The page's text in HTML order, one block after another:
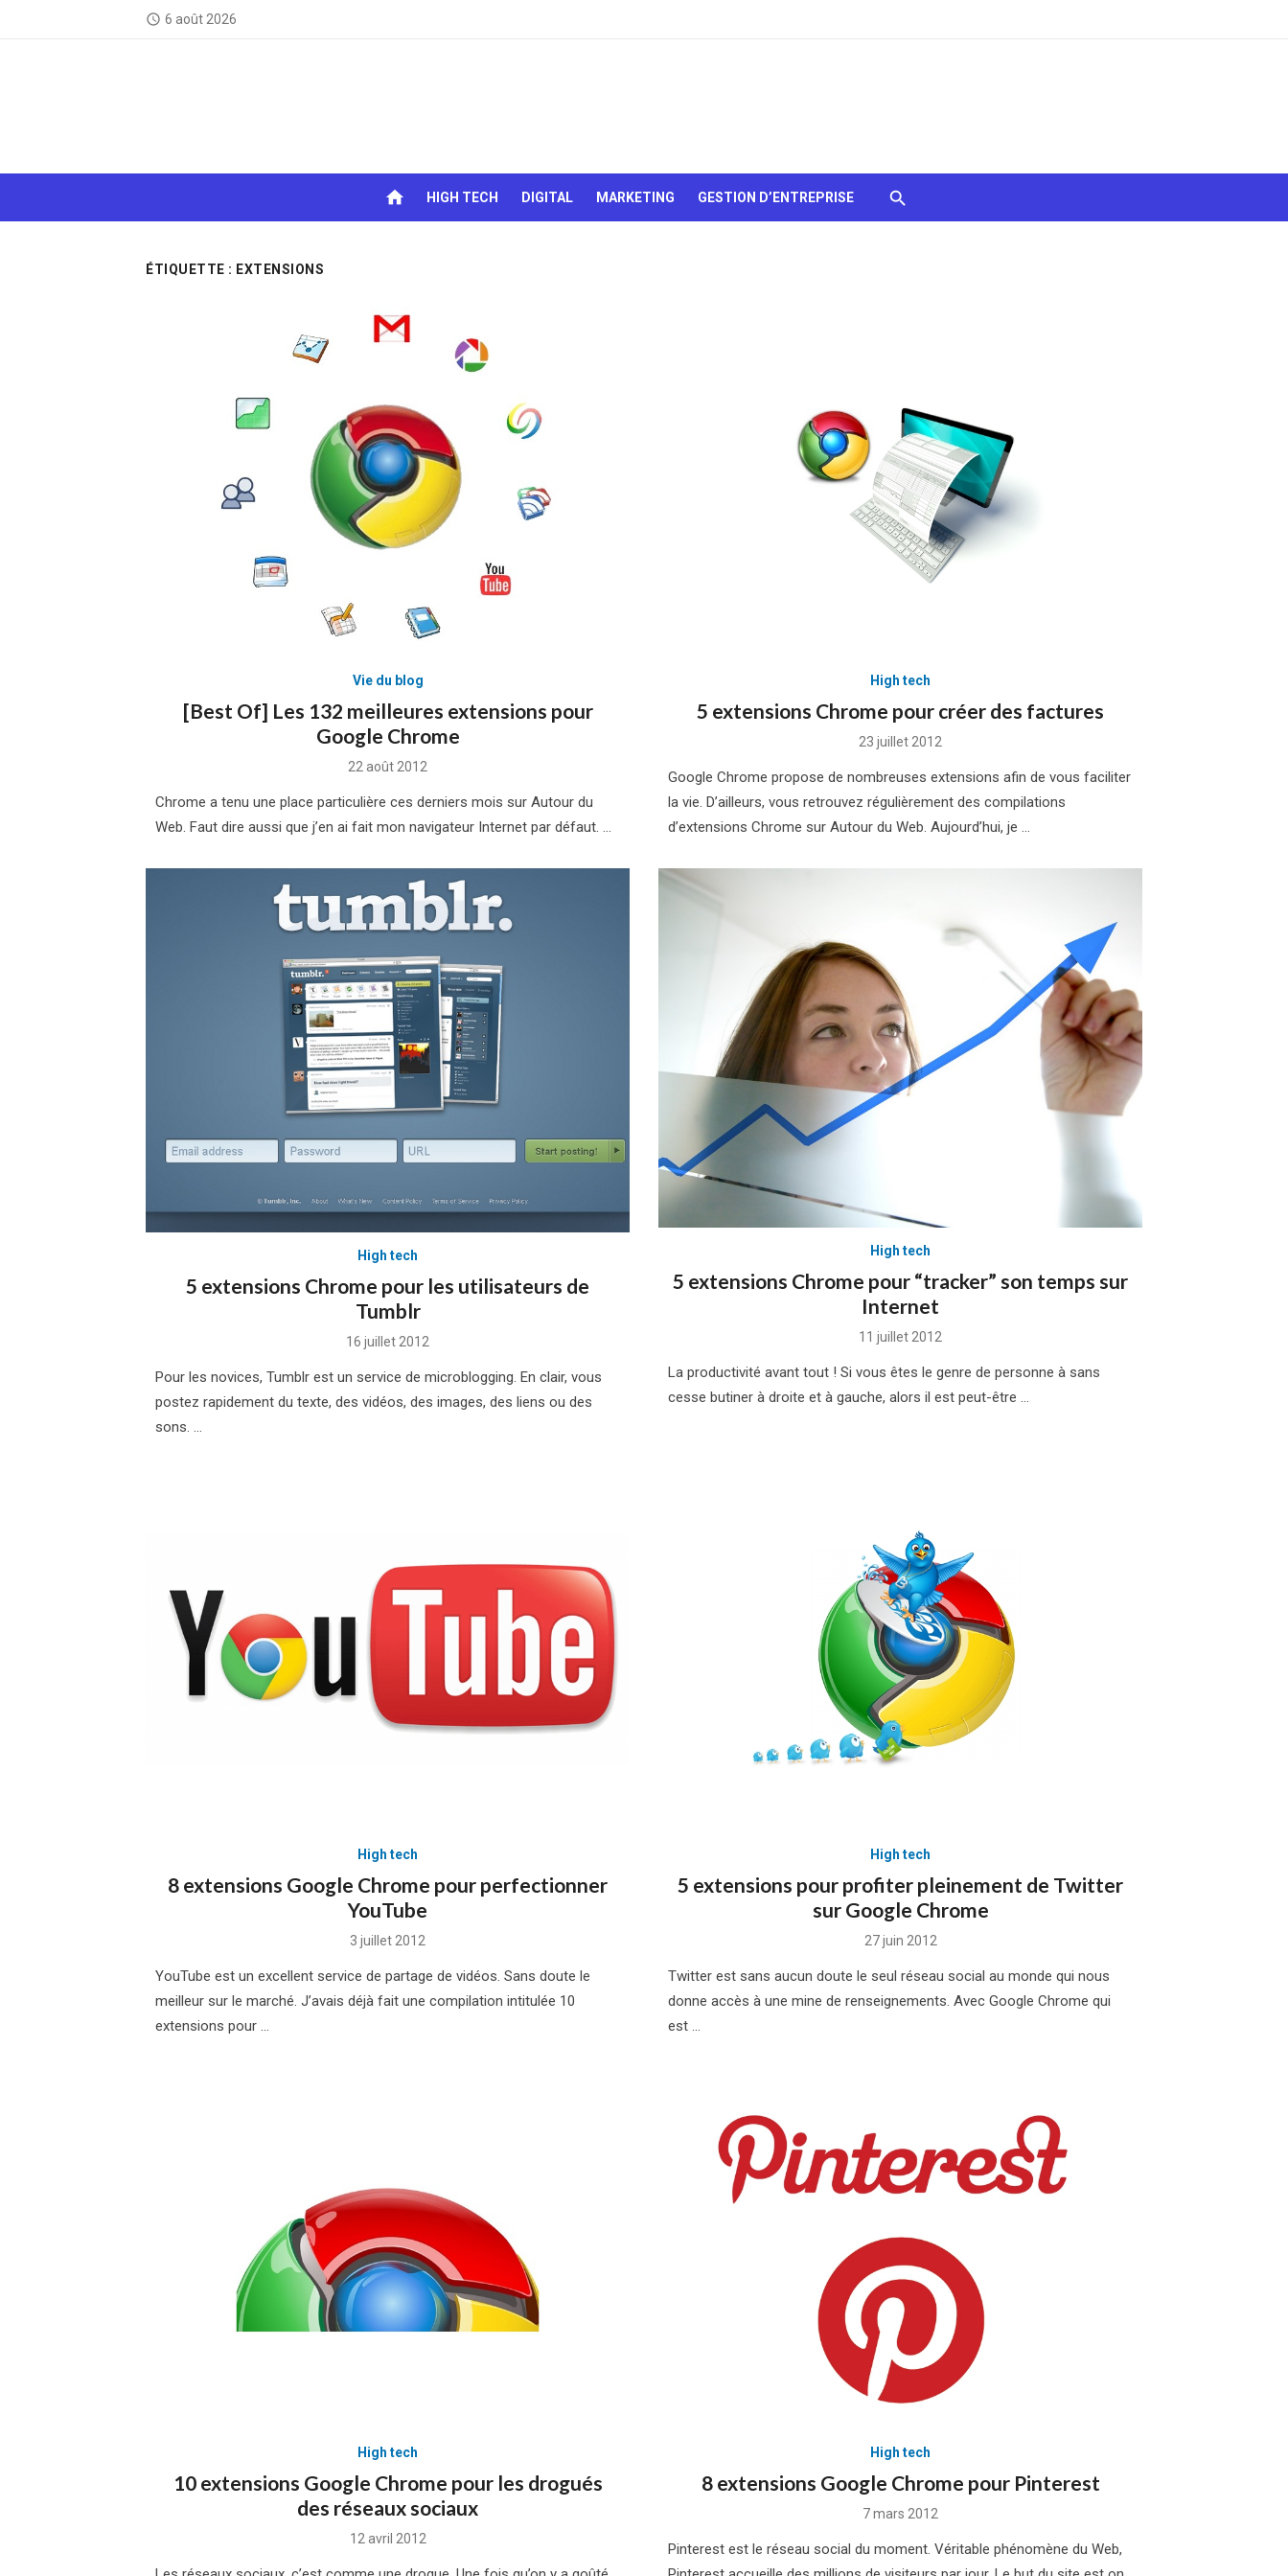
access_time 6 août 2026
chocolats…
home HIGH TECH DIGITAL MARKETING GESTION D’ENTREPRISE
ÉTIQUETTE : EXTENSIONS
Vie du blog
[Best Of] Les 132 meilleures extensions pour
Google Chrome
Posted
22 août 2012
Chrome a tenu une place particulière ces derniers mois sur Autour du
Web. Faut dire aussi que j’en ai fait mon navigateur Internet par défaut. …
High tech
5 extensions Chrome pour créer des factures
Posted
23 juillet 2012
Google Chrome propose de nombreuses extensions afin de vous faciliter
la vie. D’ailleurs, vous retrouvez régulièrement des compilations
d’extensions Chrome sur Autour du Web. Aujourd’hui, je …
High tech
5 extensions Chrome pour les utilisateurs de
Tumblr
Posted
16 juillet 2012
Pour les novices, Tumblr est un service de microblogging. En clair, vous
postez rapidement du texte, des vidéos, des images, des liens ou des
sons. …
High tech
5 extensions Chrome pour “tracker” son temps sur
Internet
Posted
11 juillet 2012
La productivité avant tout ! Si vous êtes le genre de personne à sans
cesse butiner à droite et à gauche, alors il est peut-être …
High tech
8 extensions Google Chrome pour perfectionner
YouTube
Posted
3 juillet 2012
YouTube est un excellent service de partage de vidéos. Sans doute le
meilleur sur le marché. J’avais déjà fait une compilation intitulée 10
extensions pour …
High tech
5 extensions pour profiter pleinement de Twitter
sur Google Chrome
Posted
27 juin 2012
Twitter est sans aucun doute le seul réseau social au monde qui nous
donne accès à une mine de renseignements. Avec Google Chrome qui
est …
High tech
10 extensions Google Chrome pour les drogués
des réseaux sociaux
Posted
12 avril 2012
High tech
8 extensions Google Chrome pour Pinterest
Posted
7 mars 2012
Pinterest est le réseau social du moment. Véritable phénomène du Web,